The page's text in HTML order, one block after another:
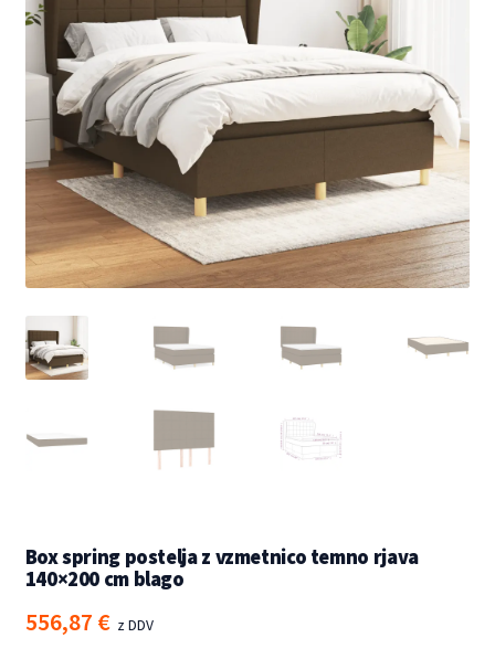
Box spring postelja z vzmetnico temno rjava
140×200 cm blago
556,87 € z DDV